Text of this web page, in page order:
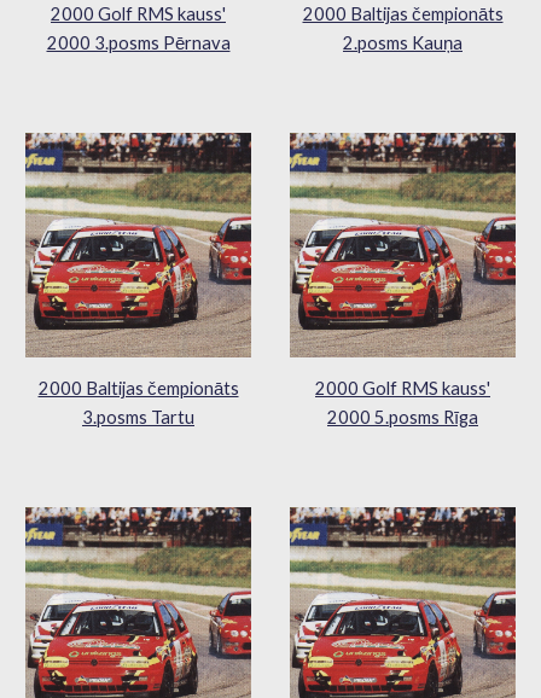
2000 Golf RMS kauss'
2000 3.posms Pērnava
2000 Baltijas čempionāts
2.posms Kauņa
2000 Baltijas čempionāts
3.posms Tartu
2000 Golf RMS kauss'
2000 5.posms Rīga